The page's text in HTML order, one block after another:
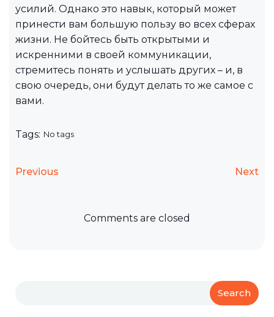
усилий. Однако это навык, который может
принести вам большую пользу во всех сферах
жизни. Не бойтесь быть открытыми и
искренними в своей коммуникации,
стремитесь понять и услышать других – и, в
свою очередь, они будут делать то же самое с
вами.
Tags: No tags
Previous Next
Comments are closed
Search